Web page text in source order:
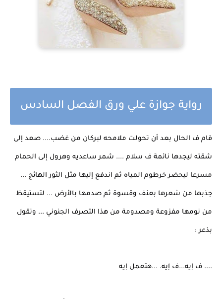
رواية جوازة علي ورق الفصل السادس
قام ف الحال بعد أن تحولت ملامحه لبركان من غضب.... صعد إلى
شقته ليجدها نائمة ف سلام .... شمر ساعديه وهرول إلى الحمام
مسرعا ليحضر خرطوم المياه ثم اندفع إليها مثل الثور الهائج ...
جذبها من شعرها بعنف وقسوة ثم صدمها بالأرض ... لتستيقظ
من نومها مفزوعة ومصدومة من هذا التصرف الجنوني ... وتقول
بذعر :
.... ف إيه...ف إيه. ...هتعمل إيه